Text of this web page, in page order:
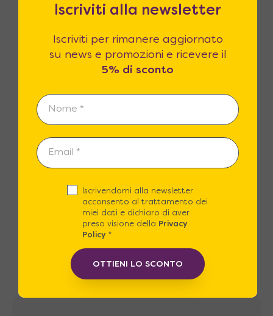
Reso fino a 365 giorni
14 giorni di legge per il reso? Noi li
la qualità dei prodotti sarà superiore
Clienti Soddisfatti
Le recensioni dei nostri clienti sono il
nostro miglior biglietto da visita.
Iscriviti alla newsletter
Iscriviti per rimanere aggiornato
su news e promozioni e ricevere il
5% di sconto
Iscrivendomi alla newsletter
acconsento al trattamento dei
miei dati e dichiaro di aver
preso visione della Privacy
Policy*
OTTIENI LO SCONTO